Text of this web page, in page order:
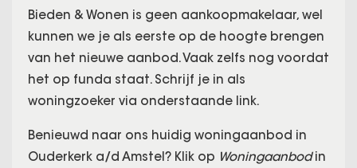
Bieden & Wonen is geen aankoopmakelaar, wel
kunnen we je als eerste op de hoogte brengen
van het nieuwe aanbod. Vaak zelfs nog voordat
het op funda staat. Schrijf je in als
woningzoeker via onderstaande link.
Benieuwd naar ons huidig woningaanbod in
Ouderkerk a/d Amstel? Klik op Woningaanbodin